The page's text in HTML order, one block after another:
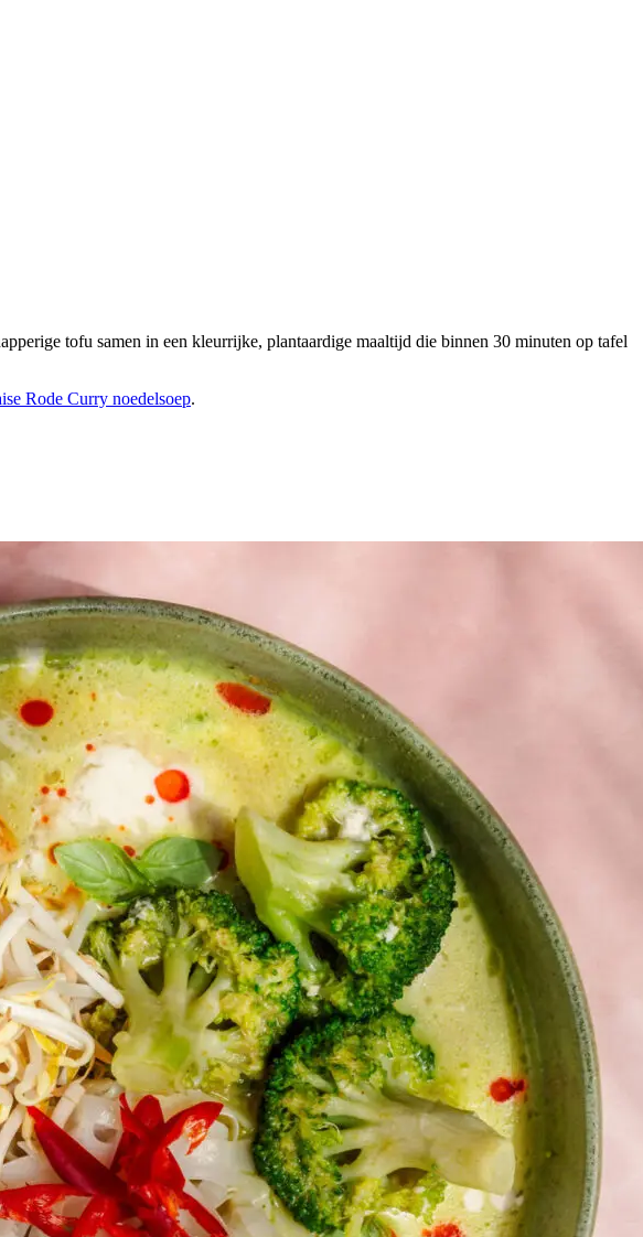
tofu samen in een kleurrijke, plantaardige maaltijd die binnen 30 minuten op tafel
Rode Curry noedelsoep.